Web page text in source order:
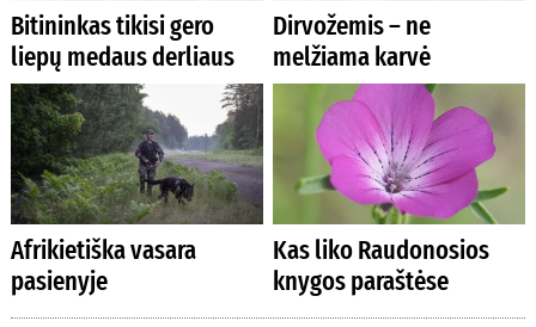
Bitininkas tikisi gero
liepų medaus derliaus
Dirvožemis – ne
melžiama karvė
Afrikietiška vasara
pasienyje
Kas liko Raudonosios
knygos paraštėse